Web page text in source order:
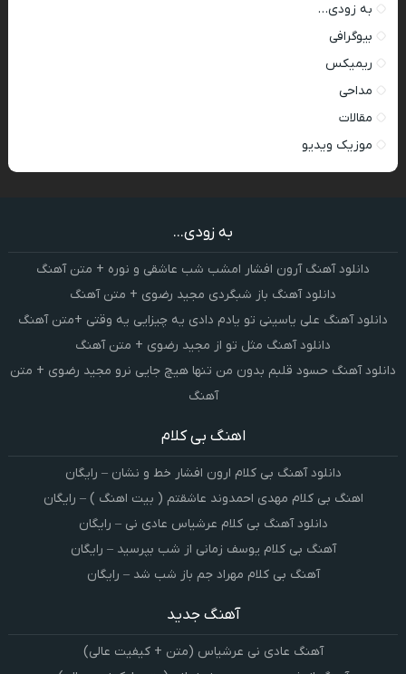
به زودی…
بیوگرافی
ریمیکس
مداحی
مقالات
موزیک ویدیو
به زودی...
دانلود آهنگ آرون افشار امشب شب عاشقی و نوره + متن آهنگ
دانلود آهنگ باز شبگردی مجید رضوی + متن آهنگ
دانلود آهنگ علی یاسینی تو یادم دادی یه چیزایی یه وقتی +متن آهنگ
دانلود آهنگ مثل تو از مجید رضوی + متن آهنگ
دانلود آهنگ حسود قلبم بدون من تنها هیچ جایی نرو مجید رضوی + متن
آهنگ
اهنگ بی کلام
دانلود آهنگ بی کلام ارون افشار خط و نشان – رایگان
اهنگ بی کلام مهدی احمدوند عاشقتم ( بیت اهنگ ) – رایگان
دانلود آهنگ بی کلام عرشیاس عادی نی – رایگان
آهنگ بی کلام یوسف زمانی از شب بپرسید – رایگان
آهنگ بی کلام مهراد جم باز شب شد – رایگان
آهنگ جدید
آهنگ عادی نی عرشیاس (متن + کیفیت عالی)